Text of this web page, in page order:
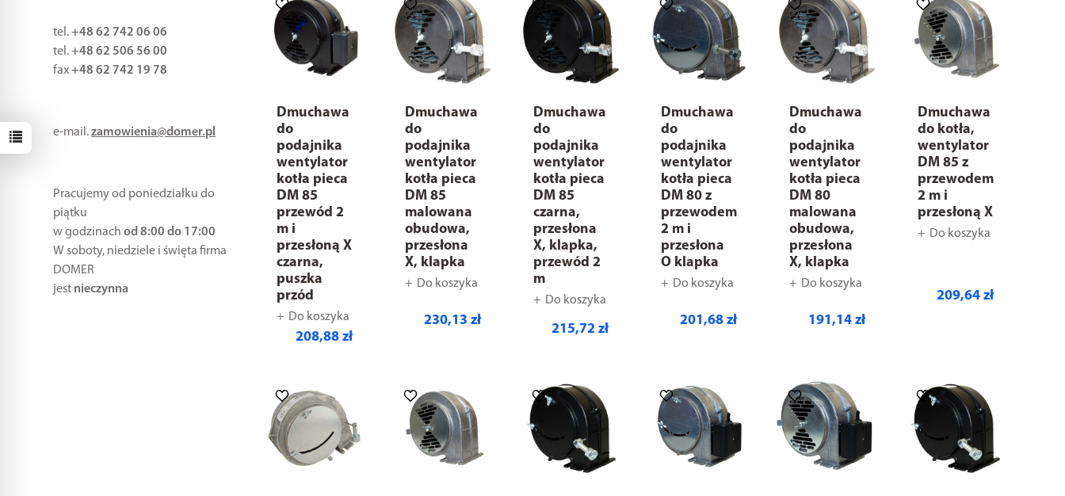
Dmuchawa
do
podajnika
wentylator
kotła pieca
DM 85
przewód 2
m i
przesłoną X
czarna,
puszka
przód
Do koszyka
208,88 zł
Dmuchawa
do
podajnika
wentylator
kotła pieca
DM 85
malowana
obudowa,
przesłona
X, klapka
Do koszyka
230,13 zł
Dmuchawa
do
podajnika
wentylator
kotła pieca
DM 85
czarna,
przesłona
X, klapka,
przewód 2
m
Do koszyka
215,72 zł
Dmuchawa
do
podajnika
wentylator
kotła pieca
DM 80 z
przewodem
2 m i
przesłona
O klapka
Do koszyka
201,68 zł
Dmuchawa
do
podajnika
wentylator
kotła pieca
DM 80
malowana
obudowa,
przesłona
X, klapka
Do koszyka
191,14 zł
Dmuchawa
do kotła,
wentylator
DM 85 z
przewodem
2 m i
przesłoną X
Do koszyka
209,64 zł
tel.+48 62 742 06 06
tel.+48 62 506 56 00
fax+48 62 742 19 78
e-mail.zamowienia@domer.pl
Pracujemy od poniedziałku do
piątku
w godzinachod 8:00 do 17:00
W soboty, niedziele i święta firma
DOMER
jest nieczynna